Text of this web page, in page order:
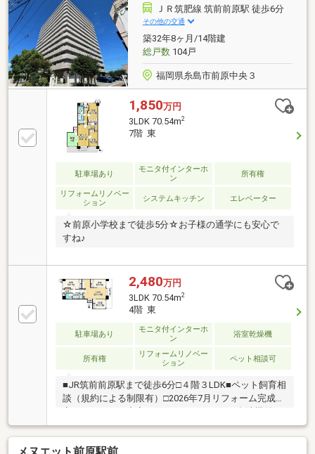
（徒歩5分）前原郵便局まで920ｍ（徒歩12分）
ＪＲ筑肥線 筑前前原駅 徒歩6分
その他の交通
築32年8ヶ月/14階建
総戸数104戸
福岡県糸島市前原中央３
1,850万円
3LDK 70.54m2
7階 東
駐車場あり
モニタ付インターホ
ン
所有権
リフォームリノベー
ション
システムキッチン エレベーター
☆前原小学校まで徒歩5分☆お子様の通学にも安心で
すね♪
2,480万円
3LDK 70.54m2
4階 東
駐車場あり
モニタ付インターホ
ン
浴室乾燥機
所有権
リフォームリノベー
ション
ペット相談可
■JR筑前前原駅まで徒歩6分□４階３LDK■ペット飼育相
談（規約による制限有）□2026年7月リフォーム完成予
き）交換洗面化粧台交換洗浄便座付トイレ交換ユニッ
トバス（浴室換気乾燥機付き）交換給湯器交換（高温
差し湯）壁・天井クロス張替フローリング新規張替建